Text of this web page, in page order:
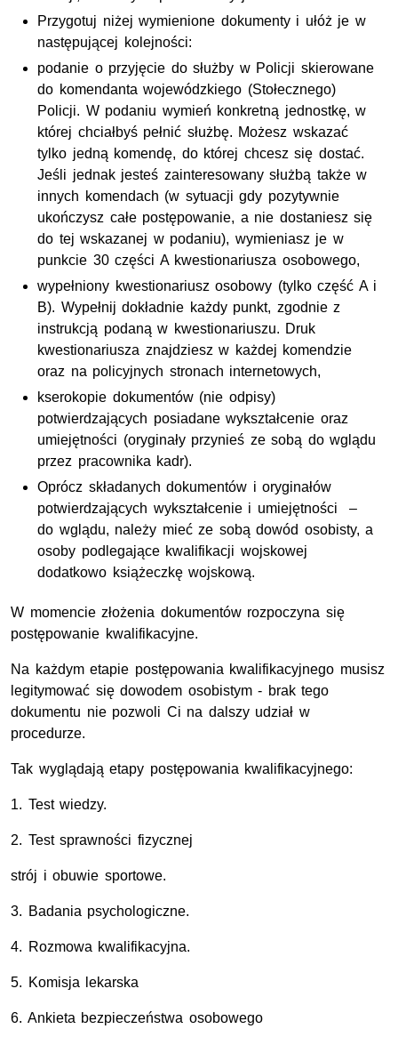
Przygotuj niżej wymienione dokumenty i ułóż je w
następującej kolejności:
podanie o przyjęcie do służby w Policji skierowane
do komendanta wojewódzkiego (Stołecznego)
Policji. W podaniu wymień konkretną jednostkę, w
której chciałbyś pełnić służbę. Możesz wskazać
tylko jedną komendę, do której chcesz się dostać.
Jeśli jednak jesteś zainteresowany służbą także w
innych komendach (w sytuacji gdy pozytywnie
ukończysz całe postępowanie, a nie dostaniesz się
do tej wskazanej w podaniu), wymieniasz je w
punkcie 30 części A kwestionariusza osobowego,
wypełniony kwestionariusz osobowy (tylko część A i
B). Wypełnij dokładnie każdy punkt, zgodnie z
instrukcją podaną w kwestionariuszu. Druk
kwestionariusza znajdziesz w każdej komendzie
oraz na policyjnych stronach internetowych,
kserokopie dokumentów (nie odpisy)
potwierdzających posiadane wykształcenie oraz
umiejętności (oryginały przynieś ze sobą do wglądu
przez pracownika kadr).
Oprócz składanych dokumentów i oryginałów
potwierdzających wykształcenie i umiejętności –
do wglądu, należy mieć ze sobą dowód osobisty, a
osoby podlegające kwalifikacji wojskowej
dodatkowo książeczkę wojskową.
W momencie złożenia dokumentów rozpoczyna się
postępowanie kwalifikacyjne.
Na każdym etapie postępowania kwalifikacyjnego musisz
legitymować się dowodem osobistym - brak tego
dokumentu nie pozwoli Ci na dalszy udział w
procedurze.
Tak wyglądają etapy postępowania kwalifikacyjnego:
1. Test wiedzy.
2. Test sprawności fizycznej
strój i obuwie sportowe.
3. Badania psychologiczne.
4. Rozmowa kwalifikacyjna.
5. Komisja lekarska
6. Ankieta bezpieczeństwa osobowego